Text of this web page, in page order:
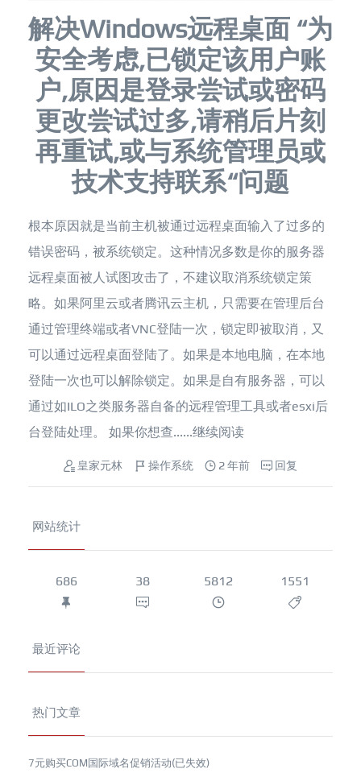
解决Windows远程桌面 “为
安全考虑,已锁定该用户账
户,原因是登录尝试或密码
更改尝试过多,请稍后片刻
再重试,或与系统管理员或
技术支持联系“问题
根本原因就是当前主机被通过远程桌面输入了过多的
错误密码，被系统锁定。这种情况多数是你的服务器
远程桌面被人试图攻击了，不建议取消系统锁定策
略。如果阿里云或者腾讯云主机，只需要在管理后台
通过管理终端或者VNC登陆一次，锁定即被取消，又
可以通过远程桌面登陆了。如果是本地电脑，在本地
登陆一次也可以解除锁定。如果是自有服务器，可以
通过如ILO之类服务器自备的远程管理工具或者esxi后
台登陆处理。 如果你想查......继续阅读
皇家元林 操作系统 2 年前 回复
网站统计
686 38 5812 1551
最近评论
热门文章
7元购买COM国际域名促销活动(已失效)